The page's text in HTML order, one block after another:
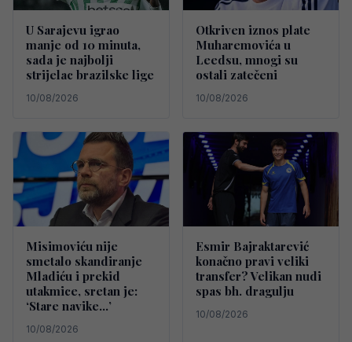
U Sarajevu igrao
manje od 10 minuta,
sada je najbolji
strijelac brazilske lige
10/08/2026
Otkriven iznos plate
Muharemovića u
Leedsu, mnogi su
ostali zatečeni
10/08/2026
Misimoviću nije
smetalo skandiranje
Mladiću i prekid
utakmice, sretan je:
‘Stare navike…’
10/08/2026
Esmir Bajraktarević
konačno pravi veliki
transfer? Velikan nudi
spas bh. dragulju
10/08/2026